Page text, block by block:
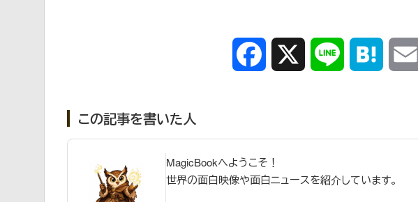
Facebook Line Hatena
この記事を書いた人
MagicBookへようこそ！
世界の面白映像や面白ニュースを紹介しています。